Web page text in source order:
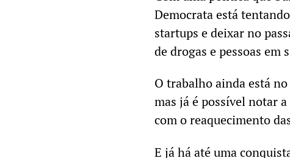
Democrata está
startups e deixar no
de drogas e pessoas em
O trabalho ainda está
mas já é possível notar
com o reaquecimento
E já há até uma